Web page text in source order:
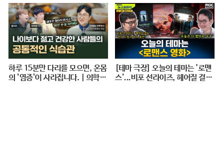
| 아주 사적인 미술관 EP. 06 / 1
4F
하루 15분만 다리를 모으면, 온몸
의 '염증'이 사라집니다. | 의학박
[테마 극장] 오늘의 테마는 '로맨
스'...비포 선라이즈, 헤어질 결심,